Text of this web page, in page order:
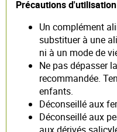
Précautions d'utilisation
Un complément
substituer à une
ni à un mode de
Ne pas dépasser
recommandée.
enfants.
Déconseillé aux
Déconseillé aux
aux dérivés